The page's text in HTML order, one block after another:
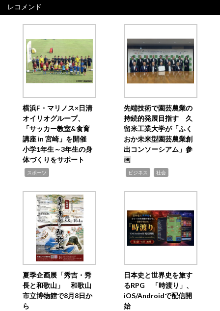
レコメンド
横浜F・マリノス×日清
オイリオグループ、
「サッカー教室&食育
講座 in 宮崎」を開催
小学1年生～3年生の身
体づくりをサポート
スポーツ
先端技術で園芸農業の
持続的発展目指す 久
留米工業大学が「ふく
おか未来型園芸農業創
出コンソーシアム」参
画
ビジネス 社会
夏季企画展「秀吉・秀
長と和歌山」 和歌山
市立博物館で8月8日か
ら
日本史と世界史を旅す
るRPG 「時渡り」、
iOS/Androidで配信開
始